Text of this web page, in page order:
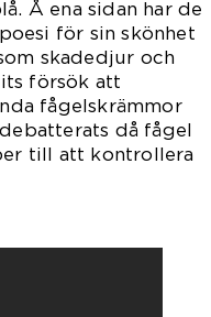
Å ena sidan har de
för sin skönhet
skadedjur och
försök att
fågelskrämmor
då fågel
till att kontrollera